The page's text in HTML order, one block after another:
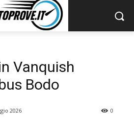
Vanquish
Bodo
2026 0